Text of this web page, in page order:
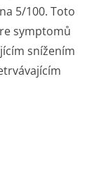
5/100. Toto
symptomů
snížením